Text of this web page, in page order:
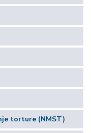
torture (NMST)